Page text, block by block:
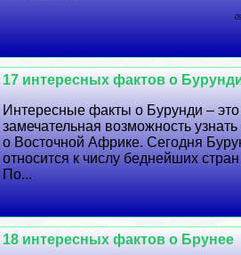
17 интересных фактов о
Интересные факты о Бурунди – это
замечательная возможность
о Восточной Африке. Сегодня
относится к числу беднейших
По...
18 интересных фактов о Брунее